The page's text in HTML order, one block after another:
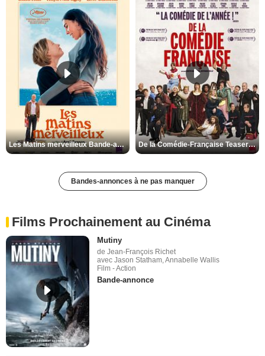
Les Matins merveilleux Bande-annonce VF De la Comédie-Française Teaser VF
Bandes-annonces à ne pas manquer
Films Prochainement au Cinéma
Mutiny
de Jean-François Richet
avec Jason Statham, Annabelle Wallis
Film - Action
Bande-annonce